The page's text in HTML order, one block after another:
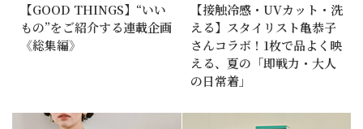
【GOOD THINGS】“いい
もの”をご紹介する連載企画
《総集編》
【接触冷感・UVカット・洗
える】スタイリスト亀恭子
さんコラボ！1枚で品よく映
える、夏の「即戦力・大人
の日常着」